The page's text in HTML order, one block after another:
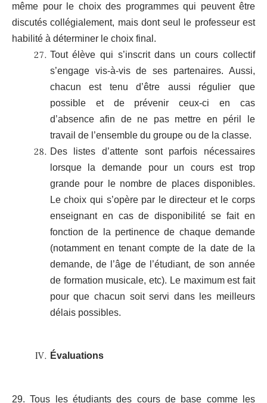
même pour le choix des programmes qui peuvent être
discutés collégialement, mais dont seul le professeur est
habilité à déterminer le choix final.
Tout élève qui s’inscrit dans un cours collectif
s’engage vis-à-vis de ses partenaires. Aussi,
chacun est tenu d’être aussi régulier que
possible et de prévenir ceux-ci en cas
d’absence afin de ne pas mettre en péril le
travail de l’ensemble du groupe ou de la classe.
Des listes d’attente sont parfois nécessaires
lorsque la demande pour un cours est trop
grande pour le nombre de places disponibles.
Le choix qui s’opère par le directeur et le corps
enseignant en cas de disponibilité se fait en
fonction de la pertinence de chaque demande
(notamment en tenant compte de la date de la
demande, de l’âge de l’étudiant, de son année
de formation musicale, etc). Le maximum est fait
pour que chacun soit servi dans les meilleurs
délais possibles.
Évaluations
29. Tous les étudiants des cours de base comme les